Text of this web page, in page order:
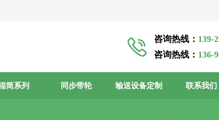
筒系列 同步带轮 输送设备定制 联系我们
咨询热线： 139-
咨询热线： 136-